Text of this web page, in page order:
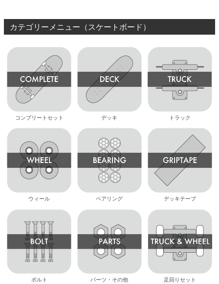
カテゴリーメニュー（スケートボード）
コンプリートセット デッキ トラック
ウィール ベアリング デッキテープ
ボルト パーツ・その他 足回りセット